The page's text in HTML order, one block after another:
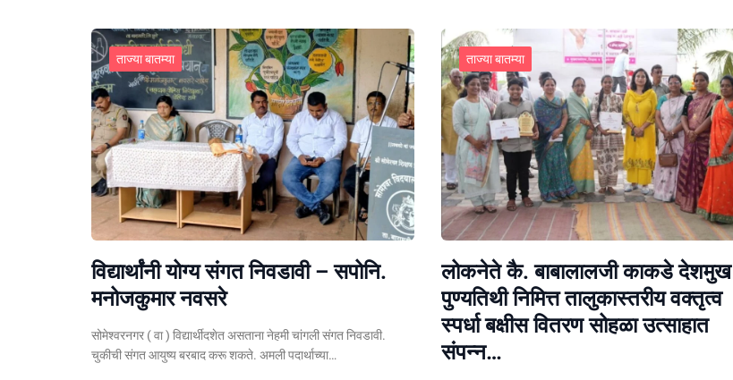
ताज्या बातम्या
विद्यार्थांनी योग्य संगत निवडावी – सपोनि.
मनोजकुमार नवसरे
सोमेश्वरनगर ( वा ) विद्यार्थीदशेत असताना नेहमी चांगली संगत निवडावी.
चुकीची संगत आयुष्य बरबाद करू शकते. अमली पदार्थाच्या…
ताज्या बातम्या
लोकनेते कै. बाबालालजी काकडे देशमुख
पुण्यतिथी निमित्त तालुकास्तरीय वक्तृत्व
स्पर्धा बक्षीस वितरण सोहळा उत्साहात
संपन्न…